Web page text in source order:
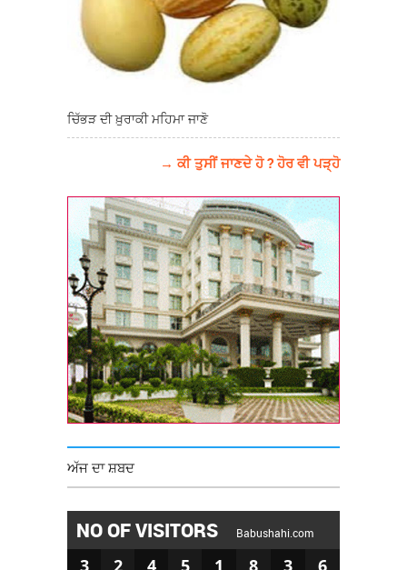
ਚਿੱਭੜ ਦੀ ਖ਼ੁਰਾਕੀ ਮਹਿਮਾ ਜਾਣੋ
ਅੱਜ ਦਾ ਸ਼ਬਦ
NO OF VISITORS Babushahi.com